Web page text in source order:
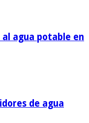
agua potable en
de agua